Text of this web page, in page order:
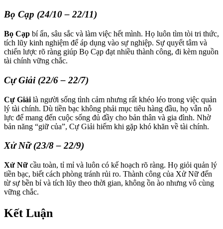
Bọ Cạp (24/10 – 22/11)
Bọ Cạp bí ẩn, sâu sắc và làm việc hết mình. Họ luôn tìm tòi tri thức,
tích lũy kinh nghiệm để áp dụng vào sự nghiệp. Sự quyết tâm và
chiến lược rõ ràng giúp Bọ Cạp đạt nhiều thành công, đi kèm nguồn
tài chính vững chắc.
Cự Giải (22/6 – 22/7)
Cự Giải là người sống tình cảm nhưng rất khéo léo trong việc quản
lý tài chính. Dù tiền bạc không phải mục tiêu hàng đầu, họ vẫn nỗ
lực để mang đến cuộc sống đủ đầy cho bản thân và gia đình. Nhờ
bản năng “giữ của”, Cự Giải hiếm khi gặp khó khăn về tài chính.
Xử Nữ (23/8 – 22/9)
Xử Nữ cầu toàn, tỉ mỉ và luôn có kế hoạch rõ ràng. Họ giỏi quản lý
tiền bạc, biết cách phòng tránh rủi ro. Thành công của Xử Nữ đến
từ sự bền bỉ và tích lũy theo thời gian, không ồn ào nhưng vô cùng
vững chắc.
Kết Luận